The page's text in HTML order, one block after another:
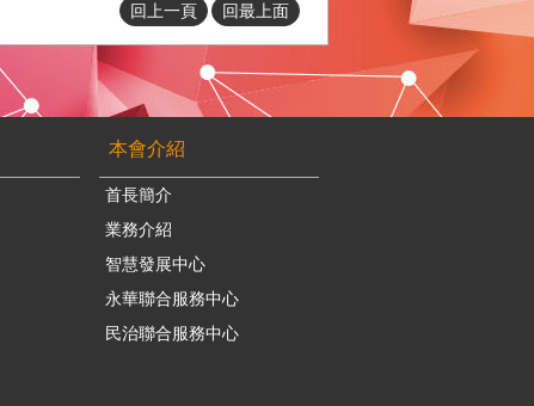
回上一頁 回最上面
本會介紹
首長簡介
業務介紹
智慧發展中心
永華聯合服務中心
民治聯合服務中心